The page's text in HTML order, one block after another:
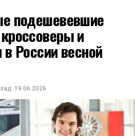
подешевевшие
и
России весной
19.06.2026